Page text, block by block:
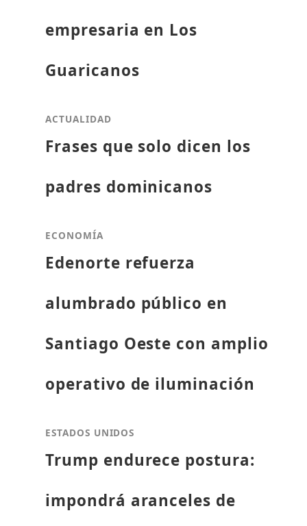
empresaria en Los
Guaricanos
ACTUALIDAD
Frases que solo dicen los
padres dominicanos
ECONOMÍA
Edenorte refuerza
alumbrado público en
Santiago Oeste con amplio
operativo de iluminación
ESTADOS UNIDOS
Trump endurece postura:
impondrá aranceles de